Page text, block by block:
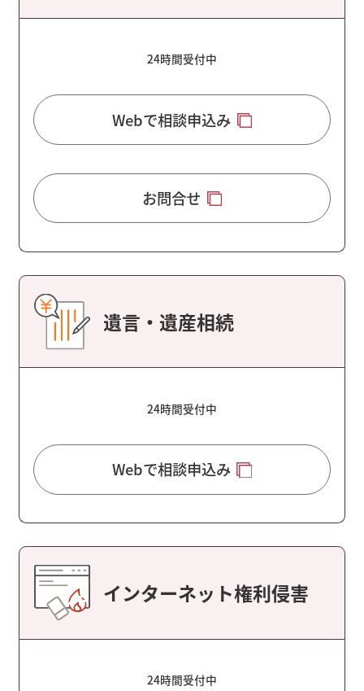
24時間受付中
Webで相談申込み
お問合せ
遺言・遺産相続
24時間受付中
Webで相談申込み
インターネット権利侵害
24時間受付中